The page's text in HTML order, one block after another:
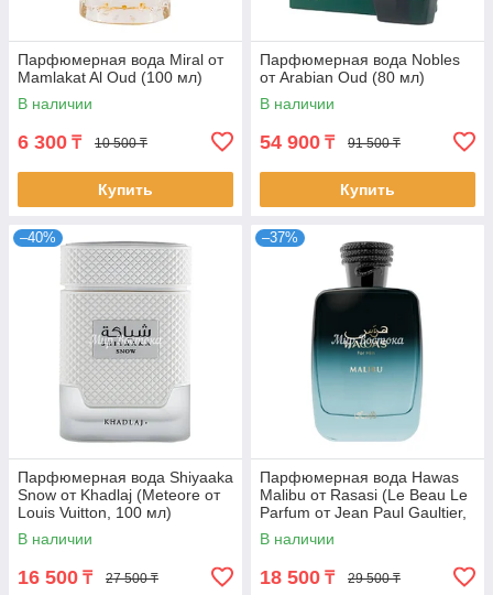
Парфюмерная вода Miral от
Mamlakat Al Oud (100 мл)
В наличии
6 300 ₸ 10 500 ₸
Купить
Парфюмерная вода Nobles
от Arabian Oud (80 мл)
В наличии
54 900 ₸ 91 500 ₸
Купить
–40%
Парфюмерная вода Shiyaaka
Snow от Khadlaj (Meteore от
Louis Vuitton, 100 мл)
В наличии
16 500 ₸ 27 500 ₸
–37%
Парфюмерная вода Hawas
Malibu от Rasasi (Le Beau Le
Parfum от Jean Paul Gaultier,
100 мл)
В наличии
18 500 ₸ 29 500 ₸